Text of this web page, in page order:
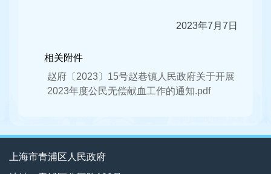
2023年7月7日
相关附件
赵府〔2023〕15号赵巷镇人民政府关于开展
2023年度公民无偿献血工作的通知.pdf
上海市青浦区人民政府